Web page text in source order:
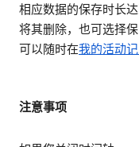
相应数据的保存时长
将其删除，也可选择
可以随时在我的活动
注意事项